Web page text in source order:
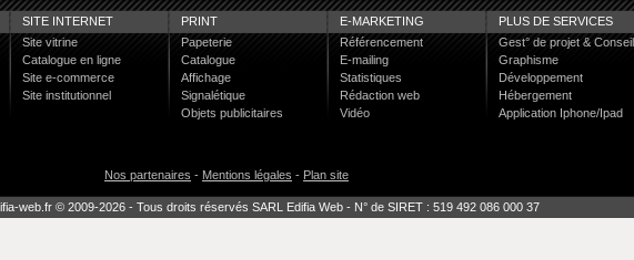
SITE INTERNET
Site vitrine
Catalogue en ligne
Site e-commerce
Site institutionnel
PRINT
Papeterie
Catalogue
Affichage
Signalétique
Objets publicitaires
E-MARKETING
Référencement
E-mailing
Statistiques
Rédaction web
Vidéo
PLUS DE SERVICES
Gest° de projet & Conseil
Graphisme
Développement
Hébergement
Application Iphone/Ipad
Nos partenaires - Mentions légales - Plan site
web.fr © 2009-2026 - Tous droits réservés SARL Edifia Web - N° de SIRET : 519 492 086 000 37